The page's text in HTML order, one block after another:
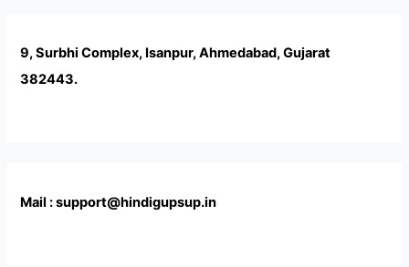
9, Surbhi Complex, Isanpur, Ahmedabad, Gujarat
382443.
Mail : support@hindigupsup.in